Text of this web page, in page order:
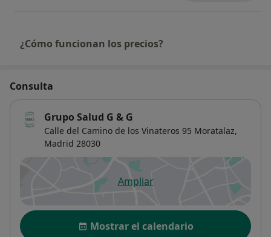
¿Cómo funcionan los precios?
Consulta
Grupo Salud G & G
Calle del Camino de los Vinateros 95 Moratalaz,
Madrid 28030
Ampliarse abre en una nueva
Disponibilidad
Mostrar el calendario